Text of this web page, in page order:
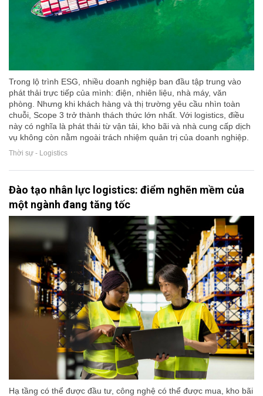
Trong lộ trình ESG, nhiều doanh nghiệp ban đầu tập trung vào
phát thải trực tiếp của mình: điện, nhiên liệu, nhà máy, văn
phòng. Nhưng khi khách hàng và thị trường yêu cầu nhìn toàn
chuỗi, Scope 3 trở thành thách thức lớn nhất. Với logistics, điều
này có nghĩa là phát thải từ vận tải, kho bãi và nhà cung cấp dịch
vụ không còn nằm ngoài trách nhiệm quản trị của doanh nghiệp.
Thời sự - Logistics
Đào tạo nhân lực logistics: điểm nghẽn mềm của
một ngành đang tăng tốc
Hạ tầng có thể được đầu tư, công nghệ có thể được mua, kho bãi